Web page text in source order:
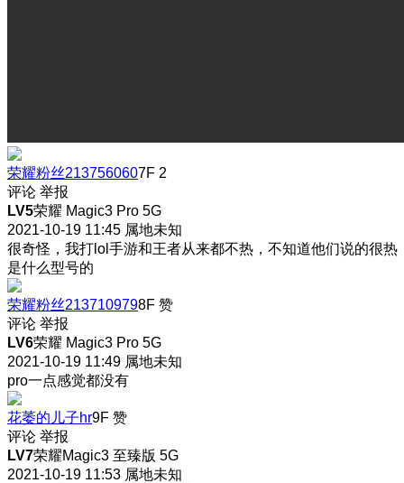
荣耀粉丝2137560607F 2
评论 举报
LV5荣耀 Magic3 Pro 5G
2021-10-19 11:45 属地未知
很奇怪，我打lol手游和王者从来都不热，不知道他们说的很热
是什么型号的
荣耀粉丝2137109798F 赞
评论 举报
LV6荣耀 Magic3 Pro 5G
2021-10-19 11:49 属地未知
pro一点感觉都没有
花萎的儿子hr9F 赞
评论 举报
LV7荣耀Magic3 至臻版 5G
2021-10-19 11:53 属地未知